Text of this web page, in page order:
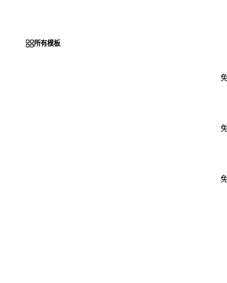
所有模板